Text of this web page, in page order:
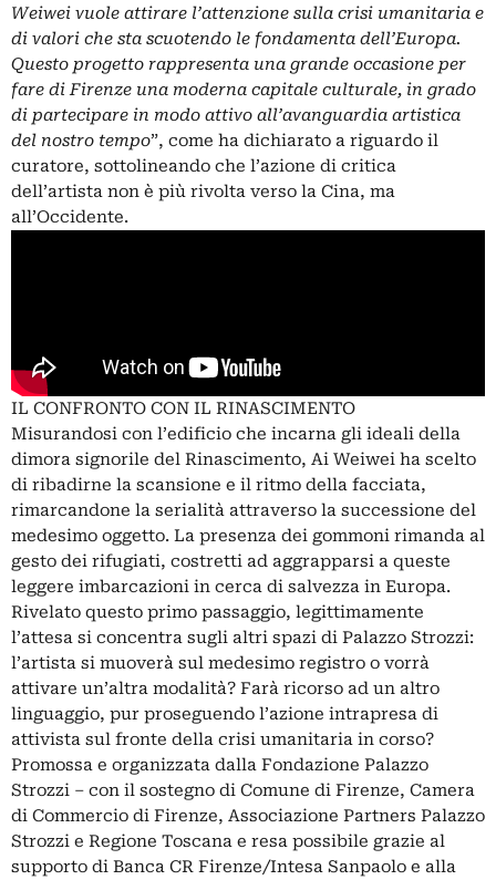
Weiwei vuole attirare l’attenzione sulla crisi umanitaria e
di valori che sta scuotendo le fondamenta dell’Europa.
Questo progetto rappresenta una grande occasione per
fare di Firenze una moderna capitale culturale, in grado
di partecipare in modo attivo all’avanguardia artistica
del nostro tempo”, come ha dichiarato a riguardo il
curatore, sottolineando che l’azione di critica
dell’artista non è più rivolta verso la Cina, ma
all’Occidente.
IL CONFRONTO CON IL RINASCIMENTO
Misurandosi con l’edificio che incarna gli ideali della
dimora signorile del Rinascimento, Ai Weiwei ha scelto
di ribadirne la scansione e il ritmo della facciata,
rimarcandone la serialità attraverso la successione del
medesimo oggetto. La presenza dei gommoni rimanda al
gesto dei rifugiati, costretti ad aggrapparsi a queste
leggere imbarcazioni in cerca di salvezza in Europa.
Rivelato questo primo passaggio, legittimamente
l’attesa si concentra sugli altri spazi di Palazzo Strozzi:
l’artista si muoverà sul medesimo registro o vorrà
attivare un’altra modalità? Farà ricorso ad un altro
linguaggio, pur proseguendo l’azione intrapresa di
attivista sul fronte della crisi umanitaria in corso?
Promossa e organizzata dalla Fondazione Palazzo
Strozzi – con il sostegno di Comune di Firenze, Camera
di Commercio di Firenze, Associazione Partners Palazzo
Strozzi e Regione Toscana e resa possibile grazie al
supporto di Banca CR Firenze/Intesa Sanpaolo e alla